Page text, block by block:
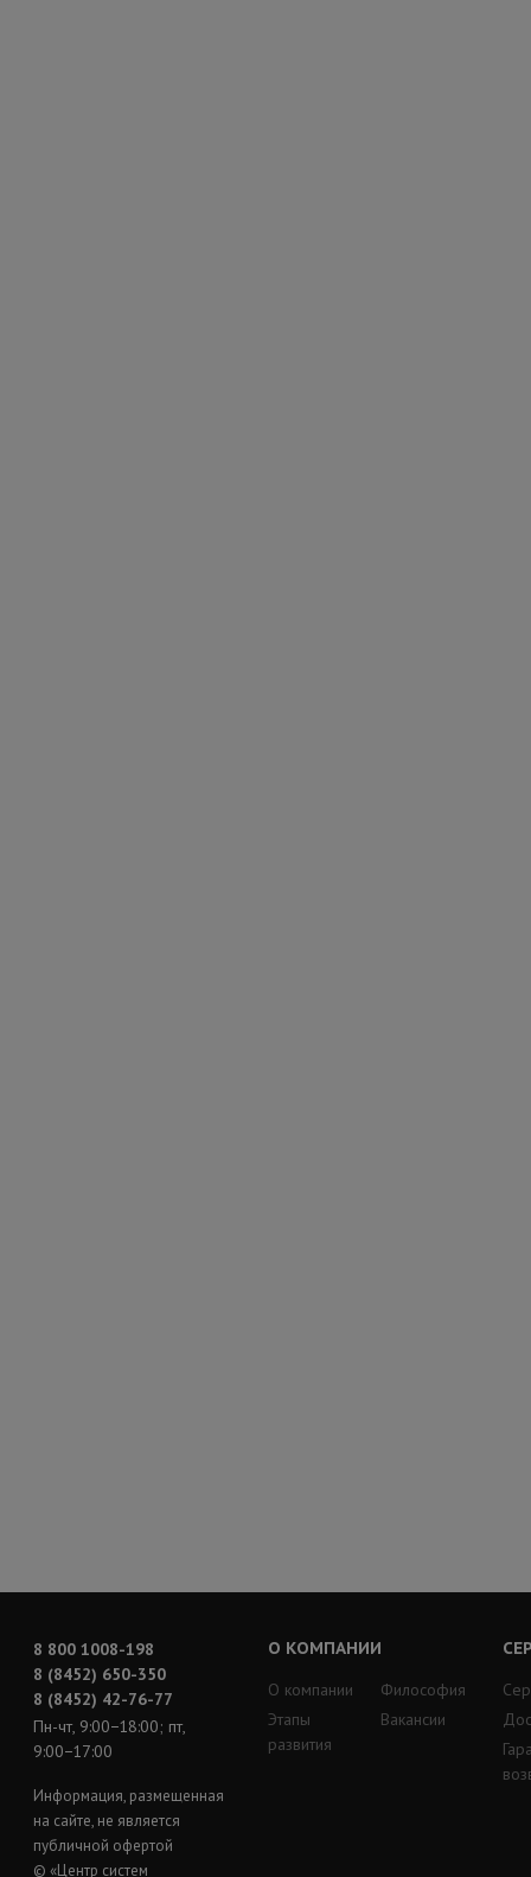
8 800 1008-198
8 (8452) 650-350
8 (8452) 42-76-77
Пн-чт, 9:00−18:00; пт,
9:00−17:00
Информация, размещенная
на сайте, не является
публичной офертой
© «Центр систем
О КОМПАНИИ
О компании
Этапы
развития
Философия
Вакансии